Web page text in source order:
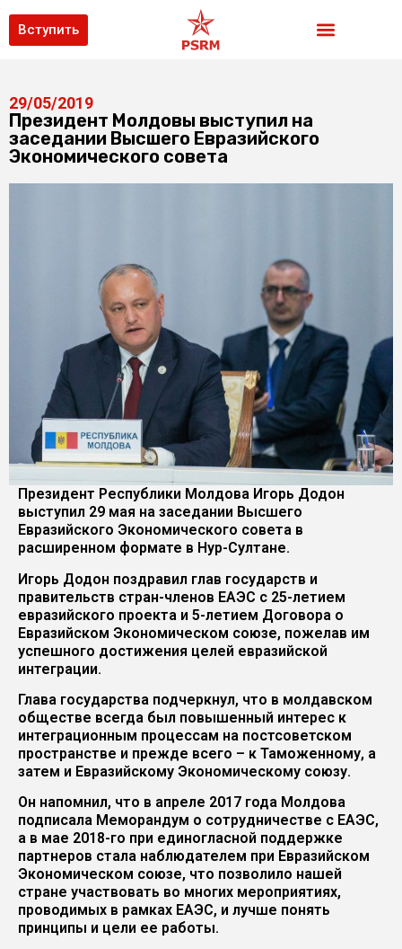
Вступить
29/05/2019
Президент Молдовы выступил на
заседании Высшего Евразийского
Экономического совета
Президент Республики Молдова Игорь Додон
выступил 29 мая на заседании Высшего
Евразийского Экономического совета в
расширенном формате в Нур-Султане.
Игорь Додон поздравил глав государств и
правительств стран-членов ЕАЭС с 25-летием
евразийского проекта и 5-летием Договора о
Евразийском Экономическом союзе, пожелав им
успешного достижения целей евразийской
интеграции.
Глава государства подчеркнул, что в молдавском
обществе всегда был повышенный интерес к
интеграционным процессам на постсоветском
пространстве и прежде всего – к Таможенному, а
затем и Евразийскому Экономическому союзу.
Он напомнил, что в апреле 2017 года Молдова
подписала Меморандум о сотрудничестве с ЕАЭС,
а в мае 2018-го при единогласной поддержке
партнеров стала наблюдателем при Евразийском
Экономическом союзе, что позволило нашей
стране участвовать во многих мероприятиях,
проводимых в рамках ЕАЭС, и лучше понять
принципы и цели ее работы.